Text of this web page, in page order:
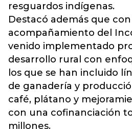
resguardos indígenas.
Destacó además que con
acompañamiento del
venido implementado
desarrollo rural con
los que se han incluido
de ganadería y
café, plátano y
con una cofinanciación
millones.